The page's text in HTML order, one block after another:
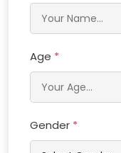
Age *
Gender *